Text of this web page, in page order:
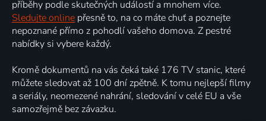
příběhy podle skutečných událostí a mnohem více.
Sledujte online přesně to, na co máte chuť a poznejte
nepoznané přímo z pohodlí vašeho domova. Z pestré
nabídky si vybere každý.
Kromě dokumentů na vás čeká také 176 TV stanic, které
můžete sledovat až 100 dní zpětně. K tomu nejlepší filmy
a seriály, neomezené nahrání, sledování v celé EU a vše
samozřejmě bez závazku.